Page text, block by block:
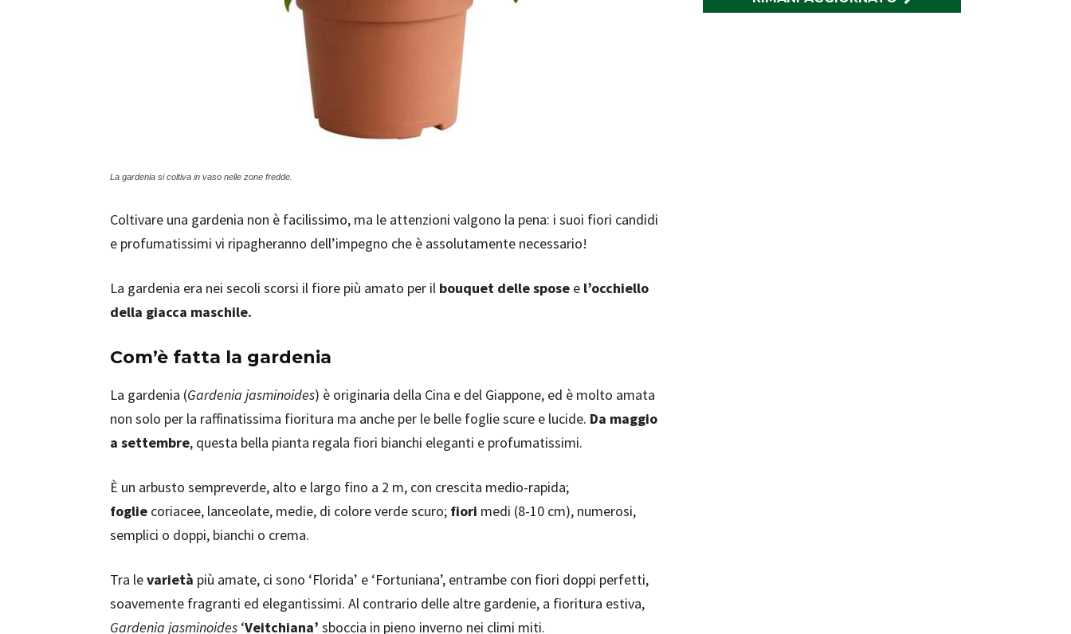
La gardenia si coltiva in vaso nelle zone fredde.
Coltivare una gardenia non è facilissimo, ma le attenzioni valgono la pena: i suoi fiori candidi
e profumatissimi vi ripagheranno dell’impegno che è assolutamente necessario!
La gardenia era nei secoli scorsi il fiore più amato per il bouquet delle spose e l’occhiello
della giacca maschile.
Com’è fatta la gardenia
La gardenia (Gardenia jasminoides) è originaria della Cina e del Giappone, ed è molto amata
non solo per la raffinatissima fioritura ma anche per le belle foglie scure e lucide. Da maggio
a settembre, questa bella pianta regala fiori bianchi eleganti e profumatissimi.
È un arbusto sempreverde, alto e largo fino a 2 m, con crescita medio-rapida;
foglie coriacee, lanceolate, medie, di colore verde scuro; fiori medi (8-10 cm), numerosi,
semplici o doppi, bianchi o crema.
Tra levarietà più amate, ci sono ‘Florida’ e ‘Fortuniana’, entrambe con fiori doppi perfetti,
soavemente fragranti ed elegantissimi. Al contrario delle altre gardenie, a fioritura estiva,
Gardenia jasminoides ‘Veitchiana’ sboccia in pieno inverno nei climi miti.